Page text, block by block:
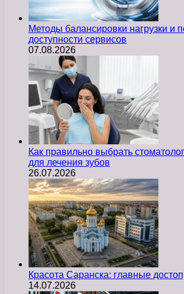
Методы балансировки нагрузки и
доступности сервисов
07.08.2026
Как правильно выбрать
для лечения зубов
26.07.2026
Красота Саранска: главные
14.07.2026